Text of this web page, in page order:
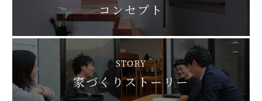
コンセプト
STORY
家づくりストーリー